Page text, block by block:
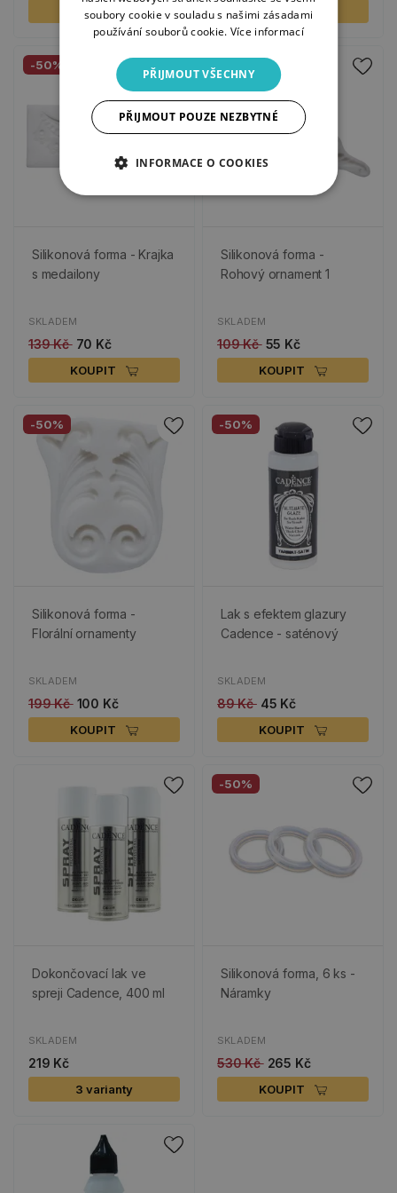
KOUPIT KOUPIT
-50%
Silikonová forma - Krajka
s medailony
SKLADEM
139 Kč 70 Kč
KOUPIT
Silikonová forma -
Rohový ornament 1
SKLADEM
109 Kč 55 Kč
KOUPIT
-50%
Silikonová forma -
Florální ornamenty
SKLADEM
199 Kč 100 Kč
KOUPIT
-50%
Lak s efektem glazury
Cadence - saténový
SKLADEM
89 Kč 45 Kč
KOUPIT
Dokončovací lak ve
spreji Cadence, 400 ml
SKLADEM
219 Kč
3 varianty
-50%
Silikonová forma, 6 ks -
Náramky
SKLADEM
530 Kč 265 Kč
KOUPIT
soubory cookie v souladu s našimi zásadami
používání souborů cookie. Více informací
PŘIJMOUT VŠECHNY
PŘIJMOUT POUZE NEZBYTNÉ
INFORMACE O COOKIES